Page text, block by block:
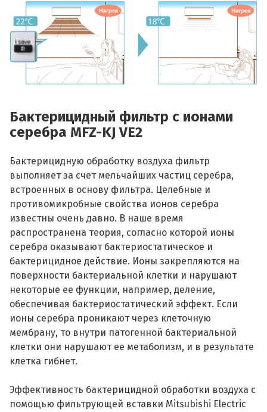
Бактерицидный фильтр с ионами
серебра MFZ-KJ VE2
Бактерицидную обработку воздуха фильтр
выполняет за счет мельчайших частиц серебра,
встроенных в основу фильтра. Целебные и
противомикробные свойства ионов серебра
известны очень давно. В наше время
распространена теория, согласно которой ионы
серебра оказывают бактериостатическое и
бактерицидное действие. Ионы закрепляются на
поверхности бактериальной клетки и нарушают
некоторые ее функции, например, деление,
обеспечивая бактериостатический эффект. Если
ионы серебра проникают через клеточную
мембрану, то внутри патогенной бактериальной
клетки они нарушают ее метаболизм, и в результате
клетка гибнет.
Эффективность бактерицидной обработки воздуха с
помощью фильтрующей вставки Mitsubishi Electric